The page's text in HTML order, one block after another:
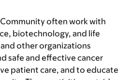
often work with
biotechnology, and life
other organizations
safe and effective cancer
patient care, and to educate